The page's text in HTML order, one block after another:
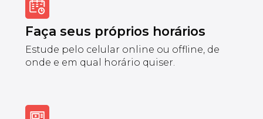
Faça seus próprios horários
Estude pelo celular online ou offline, de
onde e em qual horário quiser.